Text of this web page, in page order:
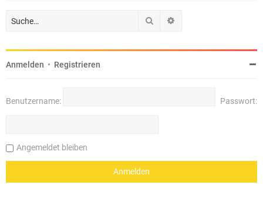
Suche
Anmelden • Registrieren
Benutzername: Passwort:
Angemeldet bleiben